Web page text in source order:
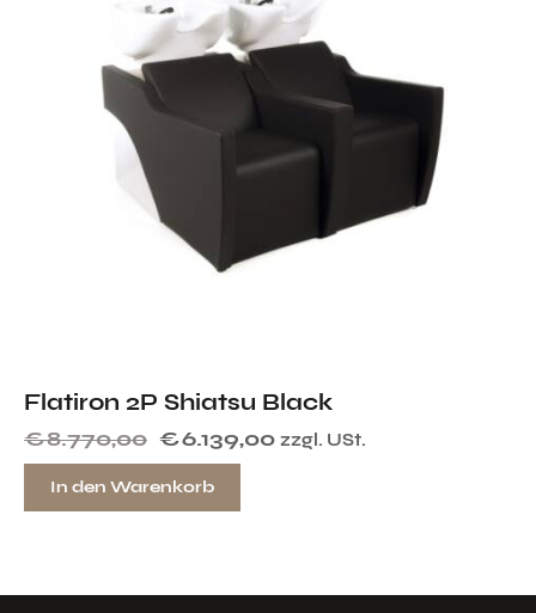
Flatiron 2P Shiatsu Black
€8.770,00 €6.139,00 zzgl. USt.
In den Warenkorb